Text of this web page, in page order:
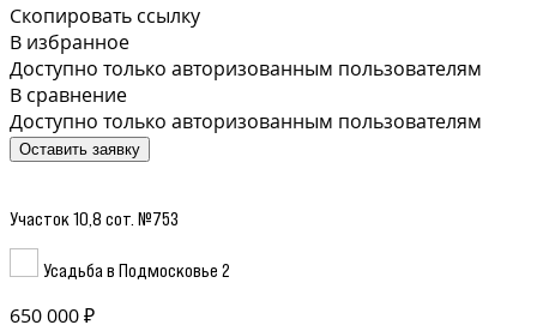
Скопировать ссылку
В избранное
Доступно только авторизованным пользователям
В сравнение
Доступно только авторизованным пользователям
Оставить заявку
Участок 10,8 сот. №753
Усадьба в Подмосковье 2
650 000 ₽